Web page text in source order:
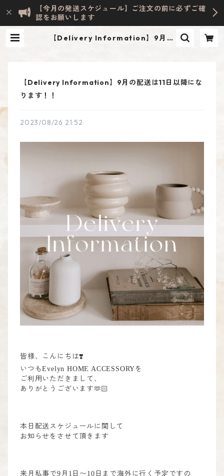
【今月の発送スケジュール】ご注文の前に必ずご確
認をお願いします
【Delivery Information】9月の
【Delivery Information】9月の配送は11日以降にな
ります！！
2023/08/26 21:52
皆様、こんにちは❣️
いつもEvelyn HOME ACCESSORYを
ご利用いただきまして、
ありがとうございます🫶🏻
本日配送スケジュールに関して
お知らせをさせて頂きます
来月私事で9 月 1 日〜 10 日まで海外に行く予定ですの